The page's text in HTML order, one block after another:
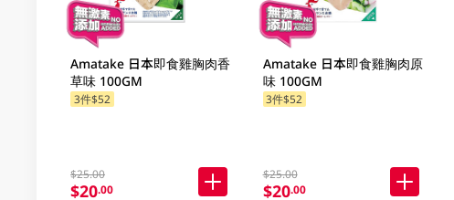
Amatake 日本即食雞胸肉香
草味 100GM
3件$52
$25.00
$20.00
Amatake 日本即食雞胸肉原
味 100GM
3件$52
$25.00
$20.00